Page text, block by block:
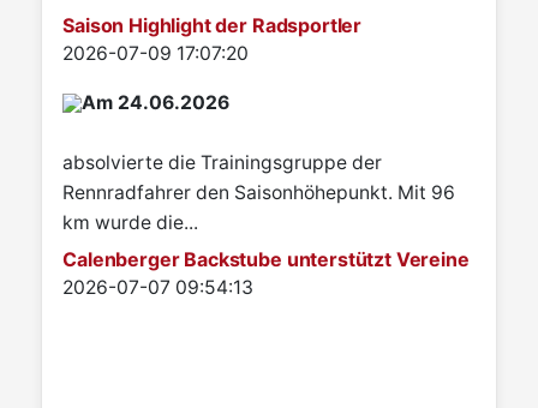
Saison Highlight der Radsportler
Details
2026-07-09 17:07:20
Am 24.06.2026
absolvierte die Trainingsgruppe der
Rennradfahrer den Saisonhöhepunkt. Mit 96
km wurde die...
Calenberger Backstube unterstützt Vereine
Details
2026-07-07 09:54:13